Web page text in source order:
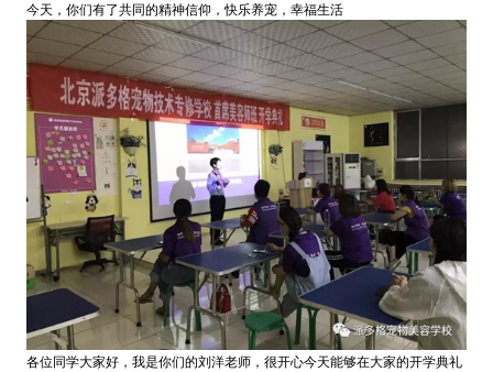
今天，你们有了共同的精神信仰，快乐养宠，幸福生活
各位同学大家好，我是你们的刘洋老师，很开心今天能够在大家的开学典礼